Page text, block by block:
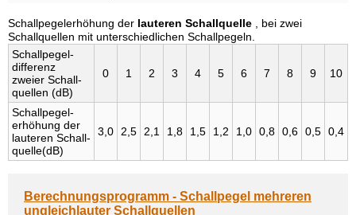
Schallpegelerhöhung der lauteren Schallquelle , bei zwei
Schallquellen mit unterschiedlichen Schallpegeln.
Schall­pegel­
differenz
zweier Schall­
quellen (dB)
0 1 2 3 4 5 6 7 8 9 10
Schall­pegel­
erhöhung der
lauteren Schall­
quelle(dB)
3,0 2,5 2,1 1,8 1,5 1,2 1,0 0,8 0,6 0,5 0,4
Berechnungsprogramm - Schallpegel mehreren
ungleichlauter Schallquellen